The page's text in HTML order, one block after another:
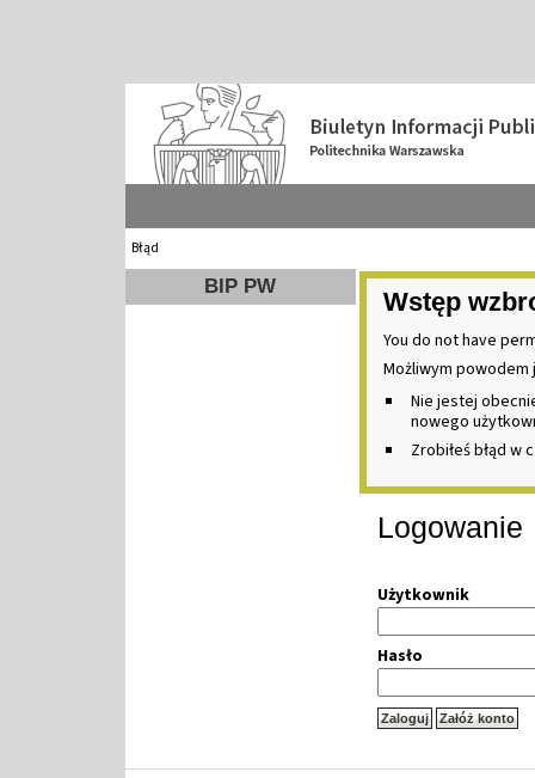
Błąd
BIP PW
Wstęp
You do not have
Możliwym powodem
Nie jestej
nowego
Zrobiłeś błąd w
Logowanie
Użytkownik
Hasło